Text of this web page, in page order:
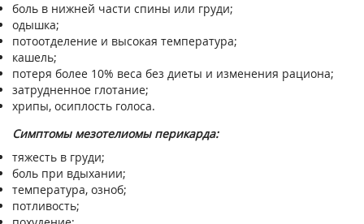
боль в нижней части спины или груди;
одышка;
потоотделение и высокая температура;
кашель;
потеря более 10% веса без диеты и изменения рациона;
затрудненное глотание;
хрипы, осиплость голоса.
Симптомы мезотелиомы перикарда:
тяжесть в груди;
боль при вдыхании;
температура, озноб;
потливость;